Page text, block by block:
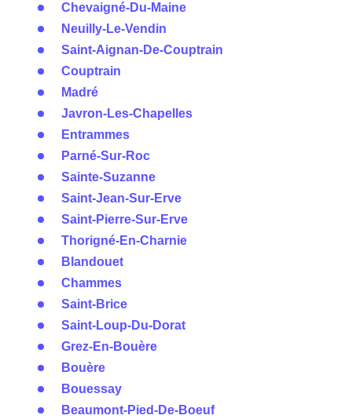
Chevaigné-Du-Maine
Neuilly-Le-Vendin
Saint-Aignan-De-Couptrain
Couptrain
Madré
Javron-Les-Chapelles
Entrammes
Parné-Sur-Roc
Sainte-Suzanne
Saint-Jean-Sur-Erve
Saint-Pierre-Sur-Erve
Thorigné-En-Charnie
Blandouet
Chammes
Saint-Brice
Saint-Loup-Du-Dorat
Grez-En-Bouère
Bouère
Bouessay
Beaumont-Pied-De-Boeuf